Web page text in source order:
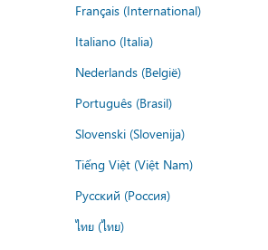
Français (International)
Italiano (Italia)
Nederlands (België)
Português (Brasil)
Slovenski (Slovenija)
Tiếng Việt (Việt Nam)
Русский (Россия)
ไทย (ไทย)